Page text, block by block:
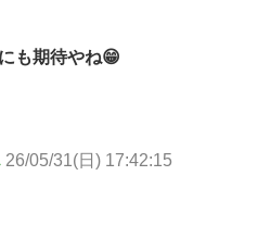
も期待やね😁
26/05/31(日) 17:42:15